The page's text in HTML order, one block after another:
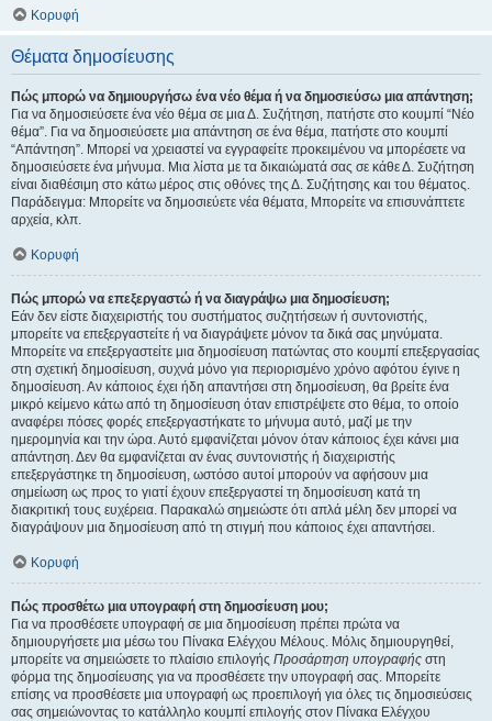
Κορυφή
Θέματα δημοσίευσης
Πώς μπορώ να δημιουργήσω ένα νέο θέμα ή να δημοσιεύσω μια απάντηση;
Για να δημοσιεύσετε ένα νέο θέμα σε μια Δ. Συζήτηση, πατήστε στο κουμπί “Νέο
θέμα”. Για να δημοσιεύσετε μια απάντηση σε ένα θέμα, πατήστε στο κουμπί
“Απάντηση”. Μπορεί να χρειαστεί να εγγραφείτε προκειμένου να μπορέσετε να
δημοσιεύσετε ένα μήνυμα. Μια λίστα με τα δικαιώματά σας σε κάθε Δ. Συζήτηση
είναι διαθέσιμη στο κάτω μέρος στις οθόνες της Δ. Συζήτησης και του θέματος.
Παράδειγμα: Μπορείτε να δημοσιεύετε νέα θέματα, Μπορείτε να επισυνάπτετε
αρχεία, κλπ.
Κορυφή
Πώς μπορώ να επεξεργαστώ ή να διαγράψω μια δημοσίευση;
Εάν δεν είστε διαχειριστής του συστήματος συζητήσεων ή συντονιστής,
μπορείτε να επεξεργαστείτε ή να διαγράψετε μόνον τα δικά σας μηνύματα.
Μπορείτε να επεξεργαστείτε μια δημοσίευση πατώντας στο κουμπί επεξεργασίας
στη σχετική δημοσίευση, συχνά μόνο για περιορισμένο χρόνο αφότου έγινε η
δημοσίευση. Αν κάποιος έχει ήδη απαντήσει στη δημοσίευση, θα βρείτε ένα
μικρό κείμενο κάτω από τη δημοσίευση όταν επιστρέψετε στο θέμα, το οποίο
αναφέρει πόσες φορές επεξεργαστήκατε το μήνυμα αυτό, μαζί με την
ημερομηνία και την ώρα. Αυτό εμφανίζεται μόνον όταν κάποιος έχει κάνει μια
απάντηση. Δεν θα εμφανίζεται αν ένας συντονιστής ή διαχειριστής
επεξεργάστηκε τη δημοσίευση, ωστόσο αυτοί μπορούν να αφήσουν μια
σημείωση ως προς το γιατί έχουν επεξεργαστεί τη δημοσίευση κατά τη
διακριτική τους ευχέρεια. Παρακαλώ σημειώστε ότι απλά μέλη δεν μπορεί να
διαγράψουν μια δημοσίευση από τη στιγμή που κάποιος έχει απαντήσει.
Κορυφή
Πώς προσθέτω μια υπογραφή στη δημοσίευση μου;
Για να προσθέσετε υπογραφή σε μια δημοσίευση πρέπει πρώτα να
δημιουργήσετε μια μέσω του Πίνακα Ελέγχου Μέλους. Μόλις δημιουργηθεί,
μπορείτε να σημειώσετε το πλαίσιο επιλογής Προσάρτηση υπογραφής στη
φόρμα της δημοσίευσης για να προσθέσετε την υπογραφή σας. Μπορείτε
επίσης να προσθέσετε μια υπογραφή ως προεπιλογή για όλες τις δημοσιεύσεις
σας σημειώνοντας το κατάλληλο κουμπί επιλογής στον Πίνακα Ελέγχου